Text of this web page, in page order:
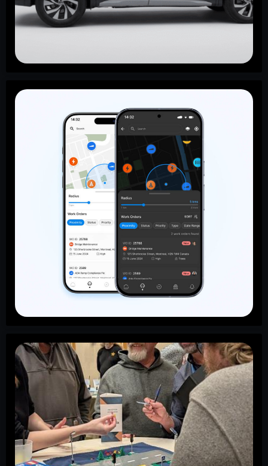
Citylogix et NIRA Dynamics annoncent un partenariat
offrant une surveillance routière continue basée sur
Nouveautés
de Citylogix : dernière version
La dernière version de Citylogix est disponible, et elle
vaut le détour. Nous nous sommes concentrés sur les